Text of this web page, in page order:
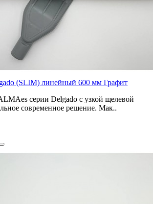
(SLIM) линейный 600 мм Графит
серии Delgado с узкой щелевой
современное решение. Мак..